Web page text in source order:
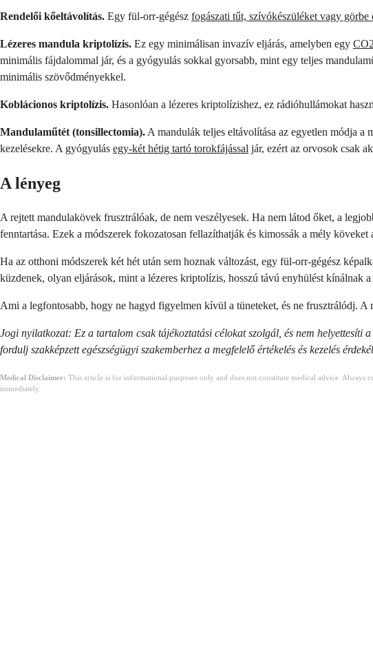
Rendelői kőeltávolítás. Egy fül-orr-gégész fogászati tűt, szívókészüléket vagy görbe
Lézeres mandula kriptolízis. Ez egy minimálisan invazív eljárás, amelyben egy
minimális fájdalommal jár, és a gyógyulás sokkal gyorsabb, mint egy teljes
minimális szövődményekkel.
Koblácionos kriptolízis. Hasonlóan a lézeres kriptolízishez, ez rádióhullámokat
Mandulaműtét (tonsillectomia). A mandulák teljes eltávolítása az egyetlen módja a
kezelésekre. A gyógyulás egy-két hétig tartó torokfájással jár, ezért az orvosok csak
A lényeg
A rejtett mandulakövek frusztrálóak, de nem veszélyesek. Ha nem látod őket, a
fenntartása. Ezek a módszerek fokozatosan fellazíthatják és kimossák a mély
Ha az otthoni módszerek két hét után sem hoznak változást, egy fül-orr-gégész
küzdenek, olyan eljárások, mint a lézeres kriptolízis, hosszú távú enyhülést kínálnak
Ami a legfontosabb, hogy ne hagyd figyelmen kívül a tüneteket, és ne frusztrálódj.
Jogi nyilatkozat: Ez a tartalom csak tájékoztatási célokat szolgál, és nem helyettesíti
fordulj szakképzett egészségügyi szakemberhez a megfelelő értékelés és kezelés
Medical Disclaimer: This article is for informational purposes only and does not constitute medical advice. Always
immediately.